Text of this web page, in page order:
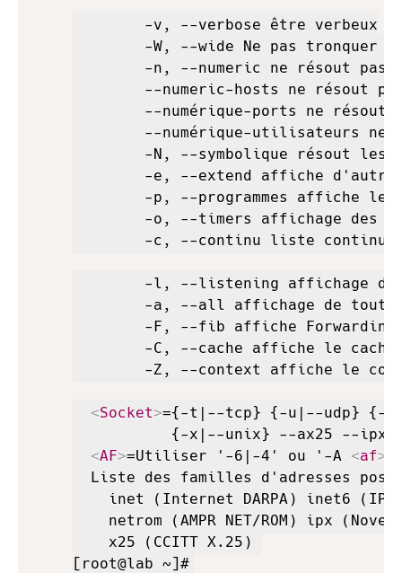
        -v, --verbose être verbeux
-W, --wide Ne pas tronquer
-n, --numeric ne résout pas
--numeric-hosts ne résout
--numérique-ports ne résout
--numérique-utilisateurs ne
-N, --symbolique résout les
-e, --extend affiche
-p, --programmes affiche le
-o, --timers affichage des
        -c, --continu liste continue
-l, --listening affichage
-a, --all affichage de
-F, --fib affiche
-C, --cache affiche le
-Z, --context affiche le
<Socket>={-t|--tcp} {-u|--udp} {-
{-x|--unix} --ax25 --ipx
<AF>=Utiliser '-6|-4' ou '-A <af>
Liste des familles d'adresses
inet (Internet DARPA) inet6
netrom (AMPR NET/ROM) ipx
    x25 (CCITT X.25)
[root@lab ~]#